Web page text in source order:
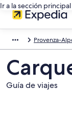
Ir a la sección
Provenza-
Guía de viajes